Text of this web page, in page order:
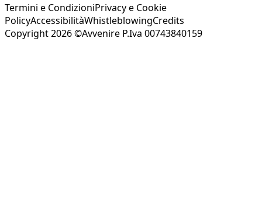
Termini e CondizioniPrivacy e Cookie
PolicyAccessibilitàWhistleblowingCredits
Copyright 2026 ©Avvenire P.Iva 00743840159